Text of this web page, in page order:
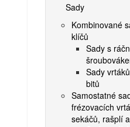
Sady
Kombinované
klíčů
Sady s
Sady
bitů
Samostatné
frézovacích
sekáčů, rašplí